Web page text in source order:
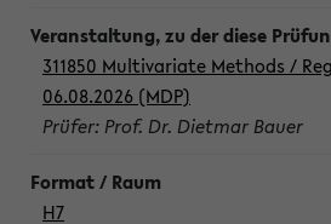
311850 Multivariate Methods /
06.08.2026 (MDP)
Prüfer: Prof. Dr. Dietmar Bauer
H7